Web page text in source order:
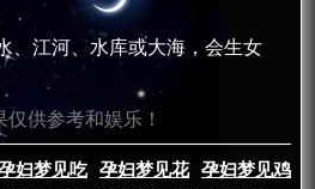
、江河、水库或大海，会生女
仅供参考和娱乐！
妇梦见吃 孕妇梦见花
孕妇梦见鸡